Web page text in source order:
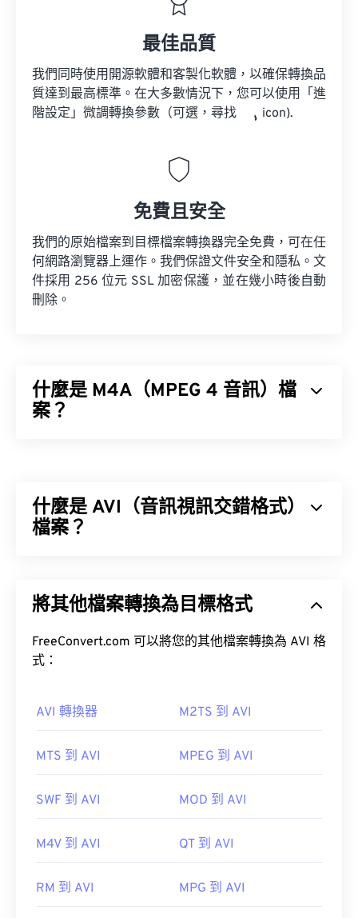
最佳品質
我們同時使用開源軟體和客製化軟體，以確保轉換品
質達到最高標準。在大多數情況下，您可以使用「進
階設定」微調轉換參數（可選，尋找
icon).
免費且安全
我們的原始檔案到目標檔案轉換器完全免費，可在任
何網路瀏覽器上運作。我們保證文件安全和隱私。文
件採用 256 位元 SSL 加密保護，並在幾小時後自動
刪除。
什麼是 M4A（MPEG 4 音訊）檔
案？
M4A 檔案體積較小，同時音質也優於與其最相似的
MP3 檔案（請參閱《音訊編碼格式比較》）。
如何開啟 M4A 檔案？
包括 iTunes、QuickTime 和…
href="https://support.microsoft.com/en-
896c-2ce2-53d4-5bd5b9fd88bank"Windowsa"對
於蘋果用戶，iTunes 是開啟 M4A 檔案的預設程式。
Player。使用者也可以透過選取檔案並按空白鍵來預
此外，M4A 檔案可在 VLC 媒體播放器
Premiere Pro
以及許多其他程式中開
什麼是 AVI（音訊視訊交錯格式）
檔案？
式。借助第三方程序，AVI 可以支援章節、字幕、選
微軟提供了一個可下載的免費
初始發布：
將其他檔案轉換為目標格式
FreeConvert.com 可以將您的其他檔案轉換為 AVI 格
式：
AVI 轉換器 M2TS 到 AVI
MTS 到 AVI MPEG 到 AVI
SWF 到 AVI MOD 到 AVI
M4V 到 AVI QT 到 AVI
RM 到 AVI MPG 到 AVI